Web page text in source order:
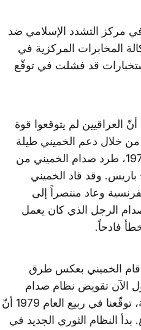
مركز التشدد الإسلامي ضد
المخابرات المركزية في
الاستخبارات قد فشلت في توقّع
العراقيين لم يتوقعوا قوة
من خلال دعم الخميني طيلة
سنوات في النجف. في الخامس من أكتوبر عام 1978، طرد صدام الخميني من
وقد قاد الخميني
وعاد منتصراً إلى
عام 1979. فقد أبعد صدام الرجل الذي كان يعمل
فادحاً.
قام الخميني بعكس طرق
الآن تقويض نظام صدام
البعثي في بغداد. وفي وكالة الاستخبارات المركزية، توقّعنا في ربيع العام 1979 أنّ
بدأ النظام الثوري الجديد في